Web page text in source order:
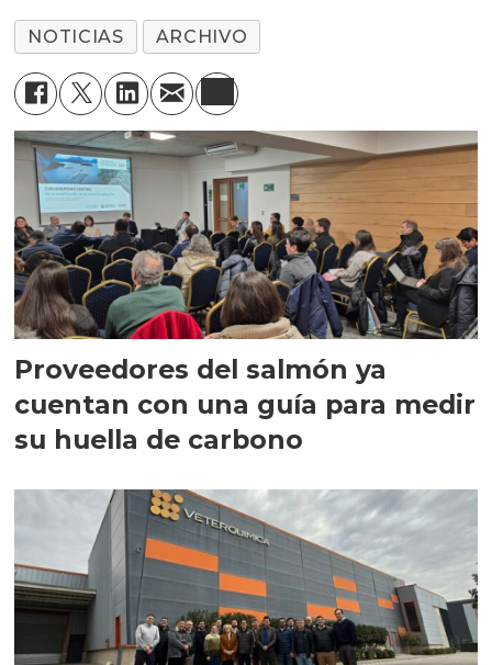
NOTICIAS ARCHIVO
Proveedores del salmón ya
cuentan con una guía para medir
su huella de carbono